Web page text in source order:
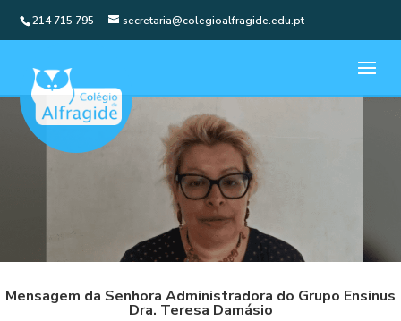
214 715 795 secretaria@colegioalfragide.edu.pt
Mensagem da Senhora Administradora do Grupo Ensinus
Dra. Teresa Damásio